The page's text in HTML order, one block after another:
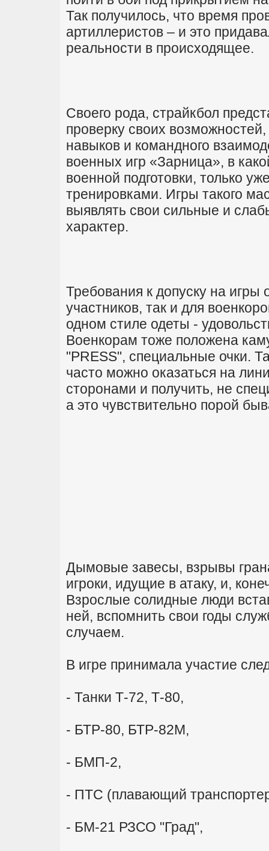
Так получилось, что время
артиллеристов – и это
реальности в происходящее.
Своего рода, страйкбол
проверку своих
навыков и командного
военных игр «Зарница», в
военной подготовки, только
тренировками. Игры такого
выявлять свои сильные и
характер.
Требования к допуску на игры
участников, так и для
одном стиле одеты -
Военкорам тоже положена
"PRESS", специальные очки.
часто можно оказаться на
сторонами и получить, не
а это чувствительно порой
Дымовые завесы, взрывы
игроки, идущие в атаку, и,
Взрослые солидные люди
ней, вспомнить свои годы
случаем.
В игре принимала участие
- Танки Т-72, Т-80,
- БТР-80, БТР-82М,
- БМП-2,
- ПТС (плавающий
- БМ-21 РЗСО "Град",